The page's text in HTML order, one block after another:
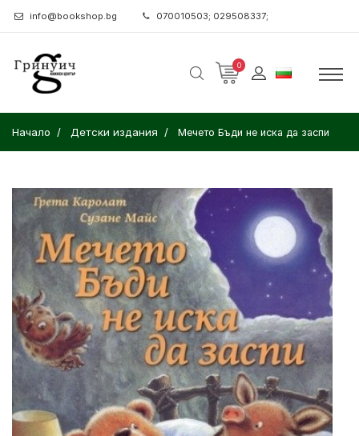
info@bookshop.bg 070010503; 029508337;
0
Начало Детски издания Мечето Бъди не иска да заспи